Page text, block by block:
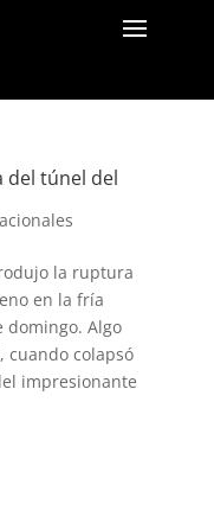
túnel del
la ruptura
en la fría
domingo. Algo
cuando colapsó
impresionante